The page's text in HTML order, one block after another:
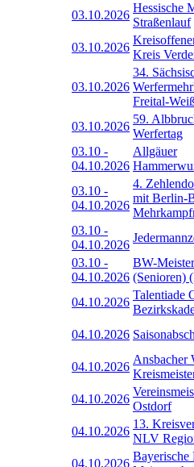
03.10.2026
Hessische
Straßenlauf
03.10.2026
Kreis
03.10.2026
34.
Freital-
03.10.2026
59.
Werfertag
03.10 -
04.10.2026
Allgäuer
03.10 -
04.10.2026
4.
mit Berlin-
03.10 -
04.10.2026
03.10 -
04.10.2026
BW-
(Senioren)
04.10.2026
Talentiade
04.10.2026
04.10.2026
Ansbacher
04.10.2026
Ostdorf
04.10.2026
13.
NLV
04.10.2026
Bayerische